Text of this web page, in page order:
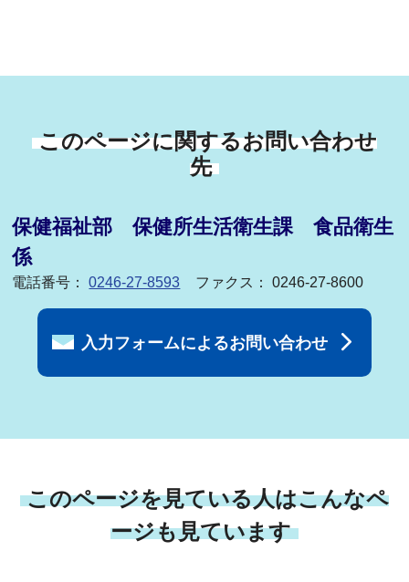
このページに関するお問い合わせ
先
保健福祉部 保健所生活衛生課 食品衛生
係
電話番号：0246-27-8593 ファクス： 0246-27-8600
入力フォームによるお問い合わせ
このページを見ている人はこんなペ
ージも見ています